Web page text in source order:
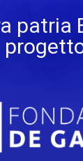
patria